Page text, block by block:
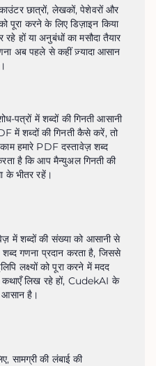
छात्रों, लेखकों, पेशेवरों और
पूरा करने के लिए डिज़ाइन किया
हों या अनुबंधों का मसौदा तैयार
अब पहले से कहीं ज़्यादा आसान
पत्रों में शब्दों की गिनती आसानी
में शब्दों की गिनती कैसे करें, तो
हमारे PDF दस्तावेज़ शब्द
है कि आप मैन्युअल गिनती की
के भीतर रहें।
में शब्दों की संख्या को आसानी से
गणना प्रदान करता है, जिससे
लक्ष्यों को पूरा करने में मदद
कथाएँ लिख रहे हों, CudekAI के
आसान है।
सामग्री की लंबाई की